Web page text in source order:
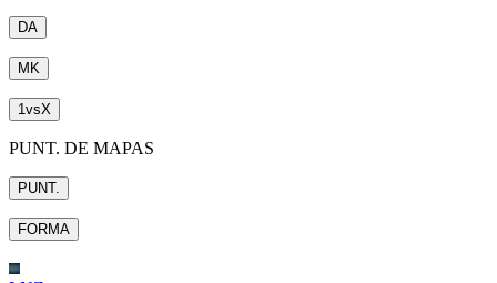
DA
MK
1vsX
PUNT. DE MAPAS
PUNT.
FORMA